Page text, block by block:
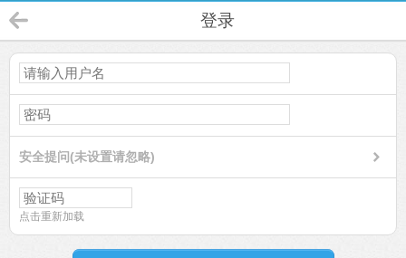
登录
安全提问(未设置请忽略)
点击重新加载